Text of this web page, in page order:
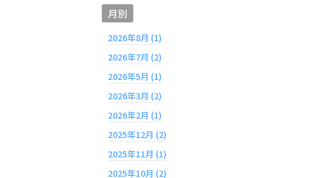
月別
2026年8月 (1)
2026年7月 (2)
2026年5月 (1)
2026年3月 (2)
2026年2月 (1)
2025年12月 (2)
2025年11月 (1)
2025年10月 (2)